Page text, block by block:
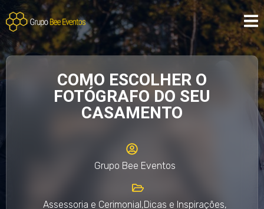
COMO ESCOLHER O
FOTÓGRAFO DO SEU
CASAMENTO
Grupo Bee Eventos
Assessoria e Cerimonial,Dicas e Inspirações,